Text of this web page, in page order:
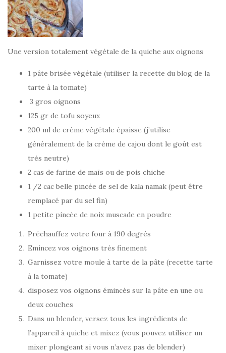
Une version totalement végétale de la quiche aux oignons
1 pâte brisée végétale (utiliser la recette du blog de la
tarte à la tomate)
3 gros oignons
125 gr de tofu soyeux
200 ml de crème végétale épaisse (j’utilise
généralement de la crème de cajou dont le goût est
très neutre)
2 cas de farine de maïs ou de pois chiche
1 /2 cac belle pincée de sel de kala namak (peut être
remplacé par du sel fin)
1 petite pincée de noix muscade en poudre
Préchauffez votre four à 190 degrés
Emincez vos oignons très finement
Garnissez votre moule à tarte de la pâte (recette tarte
à la tomate)
disposez vos oignons émincés sur la pâte en une ou
deux couches
Dans un blender, versez tous les ingrédients de
l’appareil à quiche et mixez (vous pouvez utiliser un
mixer plongeant si vous n’avez pas de blender)